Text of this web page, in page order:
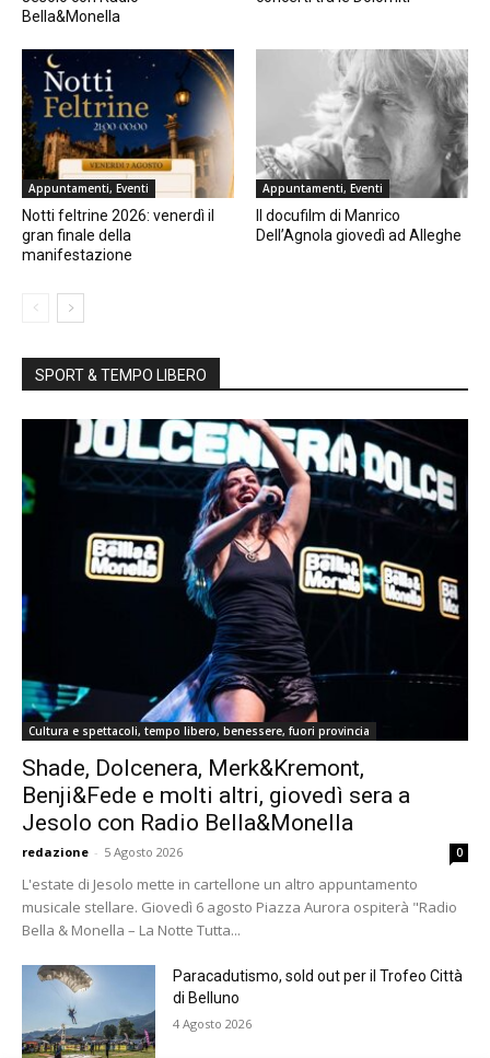
Bella&Monella
Appuntamenti, Eventi
Notti feltrine 2026: venerdì il
gran finale della
manifestazione
Appuntamenti, Eventi
Il docufilm di Manrico
Dell’Agnola giovedì ad Alleghe
SPORT & TEMPO LIBERO
Cultura e spettacoli, tempo libero, benessere, fuori provincia
Shade, Dolcenera, Merk&Kremont,
Benji&Fede e molti altri, giovedì sera a
Jesolo con Radio Bella&Monella
redazione - 5 Agosto 2026 0
L'estate di Jesolo mette in cartellone un altro appuntamento
musicale stellare. Giovedì 6 agosto Piazza Aurora ospiterà "Radio
Bella & Monella – La Notte Tutta...
Paracadutismo, sold out per il Trofeo Città
di Belluno
4 Agosto 2026